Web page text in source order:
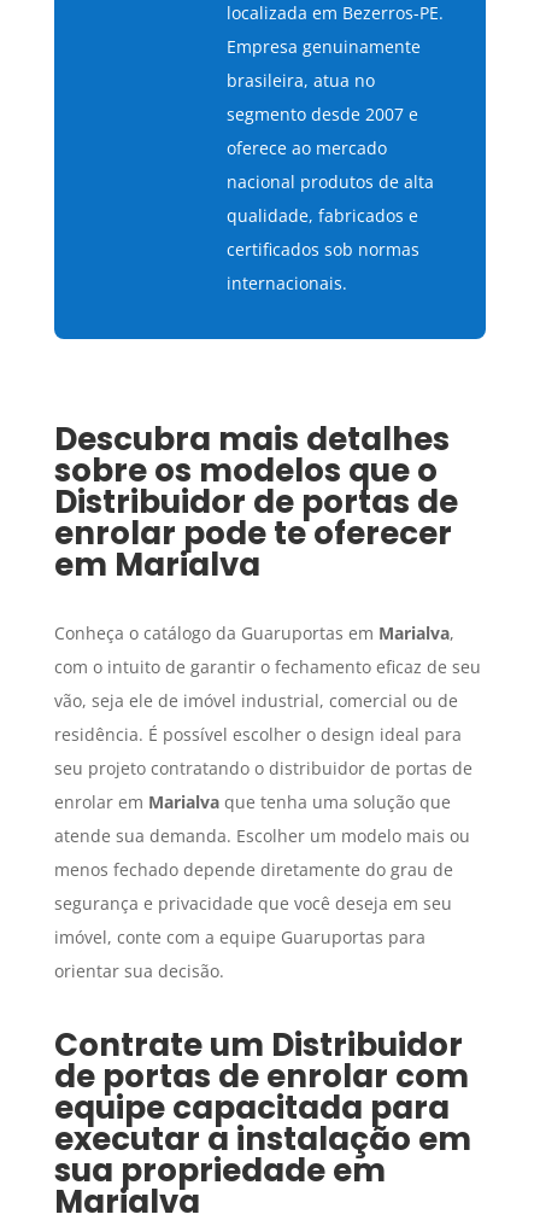
localizada em Bezerros-PE.
Empresa genuinamente
brasileira, atua no
segmento desde 2007 e
oferece ao mercado
nacional produtos de alta
qualidade, fabricados e
certificados sob normas
internacionais.
Descubra mais detalhes
sobre os modelos que o
Distribuidor de portas de
enrolar pode te oferecer
em Marialva
Conheça o catálogo da Guaruportas em Marialva,
com o intuito de garantir o fechamento eficaz de seu
vão, seja ele de imóvel industrial, comercial ou de
residência. É possível escolher o design ideal para
seu projeto contratando o distribuidor de portas de
enrolar em Marialvaque tenha uma solução que
atende sua demanda. Escolher um modelo mais ou
menos fechado depende diretamente do grau de
segurança e privacidade que você deseja em seu
imóvel, conte com a equipe Guaruportas para
orientar sua decisão.
Contrate um Distribuidor
de portas de enrolar com
equipe capacitada para
executar a instalação em
sua propriedade em
Marialva